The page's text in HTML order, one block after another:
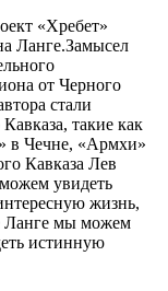
«Хребет»
Ланге.Замысел
от Черного
стали
такие как
в Чечне, «Армхи»
Кавказа Лев
увидеть
жизнь,
Ланге мы можем
истинную